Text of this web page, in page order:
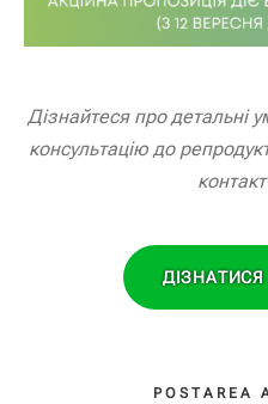
Дізнайтеся про детальні
консультацію до
POSTAREA